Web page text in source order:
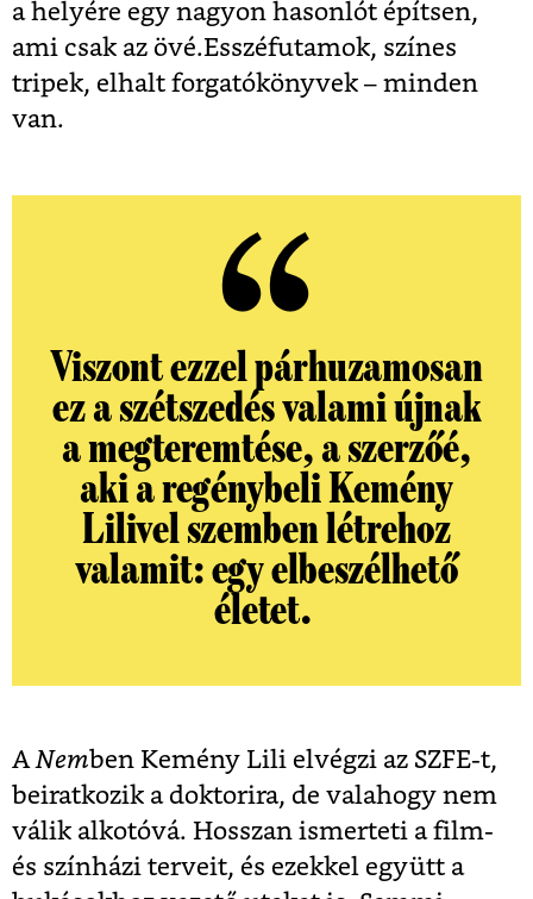
a helyére egy nagyon hasonlót építsen,
ami csak az övé.Esszéfutamok, színes
tripek, elhalt forgatókönyvek – minden
van.
Viszont ezzel párhuzamosan
ez a szétszedés valami újnak
a megteremtése, a szerzőé,
aki a regénybeli Kemény
Lilivel szemben létrehoz
valamit: egy elbeszélhető
életet.
ANemben Kemény Lili elvégzi az SZFE-t,
beiratkozik a doktorira, de valahogy nem
válik alkotóvá. Hosszan ismerteti a film-
és színházi terveit, és ezekkel együtt a